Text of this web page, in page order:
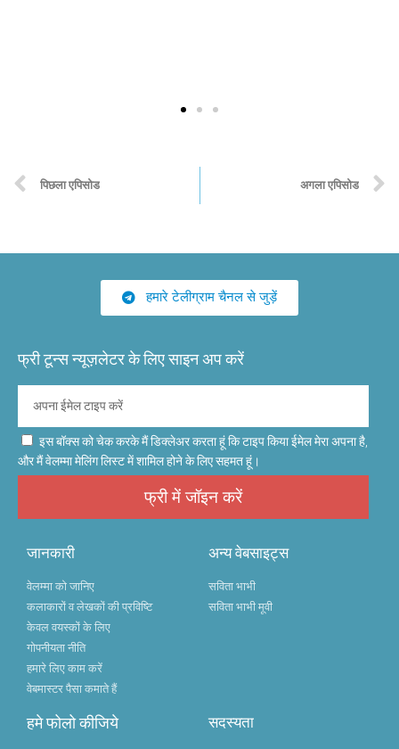
पिछला एपिसोड अगला एपिसोड
हमारे टेलीग्राम चैनल से जुड़ें
फ्री टून्स न्यूज़लेटर के लिए साइन अप करें
इस बॉक्स को चेक करके मैं डिक्लेअर करता हूं कि टाइप किया ईमेल मेरा अपना है,
और मैं वेलम्मा मेलिंग लिस्ट में शामिल होने के लिए सहमत हूं।
फ्री में जॉइन करें
जानकारी
वेलम्मा को जानिए
कलाकारों व लेखकों की प्रविष्टि
केवल वयस्कों के लिए
गोपनीयता नीति
हमारे लिए काम करें
वेबमास्टर पैसा कमाते हैं
अन्य वेबसाइट्स
सविता भाभी
सविता भाभी मूवी
हमे फोलो कीजिये सदस्यता